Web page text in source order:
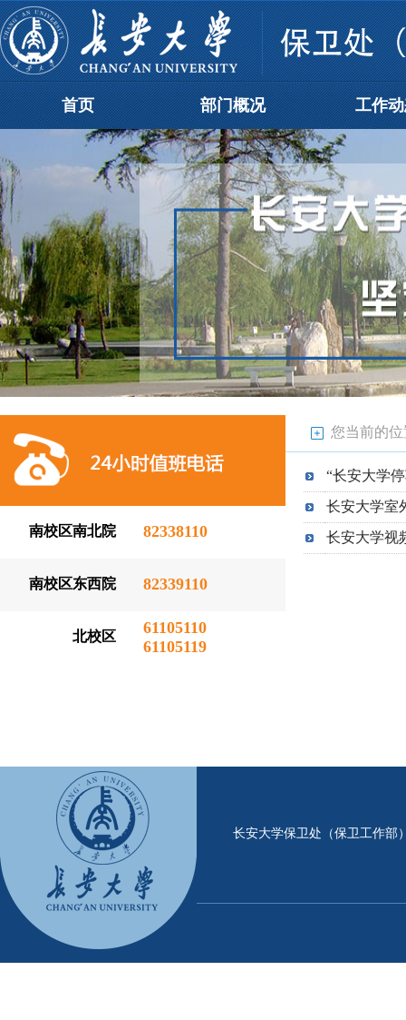
首页 部门概况 工作
南校区南北院 82338110
南校区东西院 82339110
北校区
61105110
61105119
您当前的
“长安大学
长安大学室
长安大学视
长安大学保卫处（保卫工作部